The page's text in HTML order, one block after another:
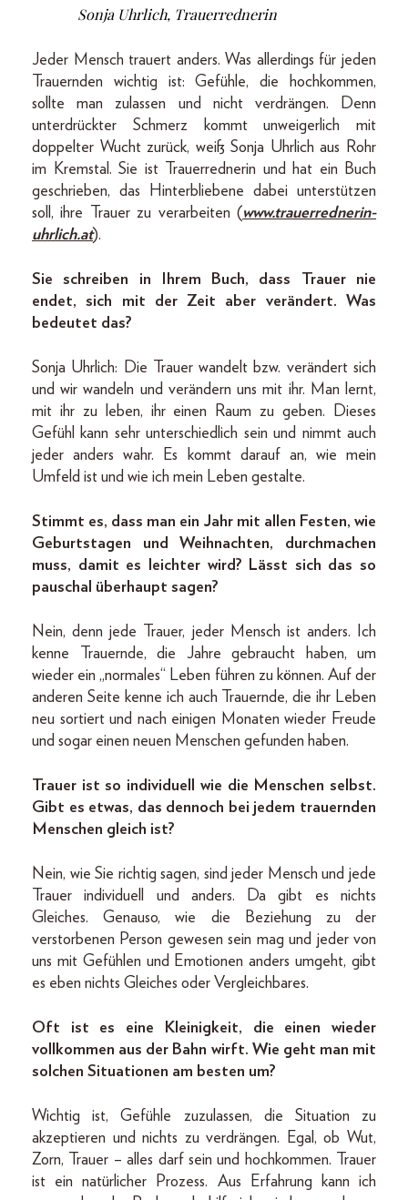
Sonja Uhrlich, Trauerrednerin
Jeder Mensch trauert anders. Was allerdings für jeden
Trauernden wichtig ist: Gefühle, die hochkommen,
sollte man zulassen und nicht verdrängen. Denn
unterdrückter Schmerz kommt unweigerlich mit
doppelter Wucht zurück, weiß Sonja Uhrlich aus Rohr
im Kremstal. Sie ist Trauerrednerin und hat ein Buch
geschrieben, das Hinterbliebene dabei unterstützen
soll, ihre Trauer zu verarbeiten (www.trauerrednerin-
uhrlich.at).
Sie schreiben in Ihrem Buch, dass Trauer nie
endet, sich mit der Zeit aber verändert. Was
bedeutet das?
Sonja Uhrlich: Die Trauer wandelt bzw. verändert sich
und wir wandeln und verändern uns mit ihr. Man lernt,
mit ihr zu leben, ihr einen Raum zu geben. Dieses
Gefühl kann sehr unterschiedlich sein und nimmt auch
jeder anders wahr. Es kommt darauf an, wie mein
Umfeld ist und wie ich mein Leben gestalte.
Stimmt es, dass man ein Jahr mit allen Festen, wie
Geburtstagen und Weihnachten, durchmachen
muss, damit es leichter wird? Lässt sich das so
pauschal überhaupt sagen?
Nein, denn jede Trauer, jeder Mensch ist anders. Ich
kenne Trauernde, die Jahre gebraucht haben, um
wieder ein „normales“ Leben führen zu können. Auf der
anderen Seite kenne ich auch Trauernde, die ihr Leben
neu sortiert und nach einigen Monaten wieder Freude
und sogar einen neuen Menschen gefunden haben.
Trauer ist so individuell wie die Menschen selbst.
Gibt es etwas, das dennoch bei jedem trauernden
Menschen gleich ist?
Nein, wie Sie richtig sagen, sind jeder Mensch und jede
Trauer individuell und anders. Da gibt es nichts
Gleiches. Genauso, wie die Beziehung zu der
verstorbenen Person gewesen sein mag und jeder von
uns mit Gefühlen und Emotionen anders umgeht, gibt
es eben nichts Gleiches oder Vergleichbares.
Oft ist es eine Kleinigkeit, die einen wieder
vollkommen aus der Bahn wirft. Wie geht man mit
solchen Situationen am besten um?
Wichtig ist, Gefühle zuzulassen, die Situation zu
akzeptieren und nichts zu verdrängen. Egal, ob Wut,
Zorn, Trauer – alles darf sein und hochkommen. Trauer
ist ein natürlicher Prozess. Aus Erfahrung kann ich